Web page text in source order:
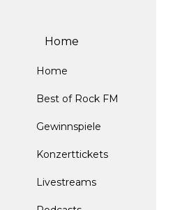
Home
Home
Best of Rock FM
Gewinnspiele
Konzerttickets
Livestreams